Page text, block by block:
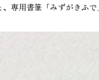
専用書筆「みずがきふで